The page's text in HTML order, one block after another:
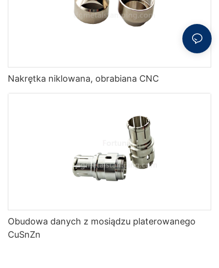
Nakrętka niklowana, obrabiana CNC
Obudowa danych z mosiądzu platerowanego
CuSnZn